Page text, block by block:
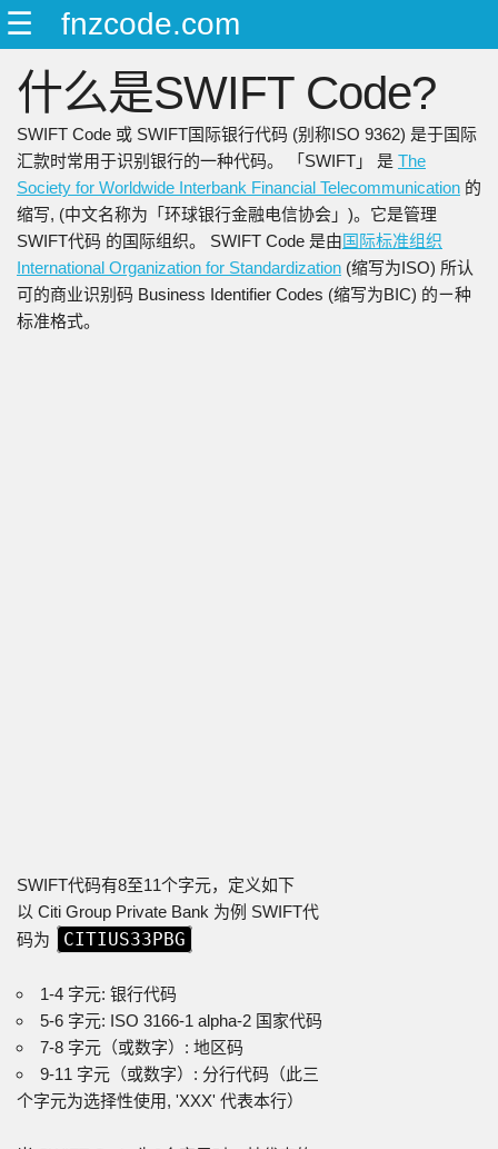
☰ fnzcode.com
日本語
简中
繁中
什么是SWIFT Code?
SWIFT Code 或 SWIFT国际银行代码 (别称ISO 9362) 是于国际
汇款时常用于识别银行的一种代码。 「SWIFT」 是 The
Society for Worldwide Interbank Financial Telecommunication 的
缩写, (中文名称为「环球银行金融电信协会」)。它是管理
SWIFT代码 的国际组织。 SWIFT Code 是由国际标准组织
International Organization for Standardization (缩写为ISO) 所认
可的商业识别码 Business Identifier Codes (缩写为BIC) 的ㄧ种
标准格式。
SWIFT代码有8至11个字元，定义如下
以 Citi Group Private Bank 为例 SWIFT代
码为
CITIUS33PBG
1-4 字元: 银行代码
5-6 字元: ISO 3166-1 alpha-2 国家代码
7-8 字元（或数字）: 地区码
9-11 字元（或数字）: 分行代码（此三
个字元为选择性使用, 'XXX' 代表本行）